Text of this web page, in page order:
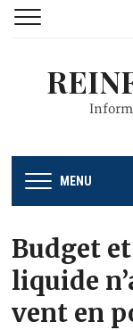
MENU
Budget
liquide
vent en